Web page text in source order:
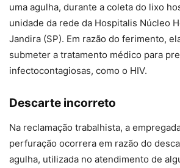
uma agulha, durante a coleta do lixo
unidade da rede da Hospitalis Núcleo
Jandira (SP). Em razão do ferimento,
submeter a tratamento médico para
infectocontagiosas, como o HIV.
Descarte incorreto
Na reclamação trabalhista, a
perfuração ocorrera em razão do
agulha, utilizada no atendimento de